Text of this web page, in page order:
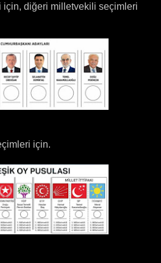
için, diğeri milletvekili seçimleri
için.